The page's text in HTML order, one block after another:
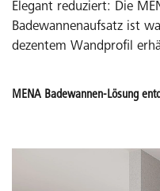
Elegant reduziert: Die
Badewannenaufsatz ist
dezentem Wandprofil
MENA Badewannen-Lösung